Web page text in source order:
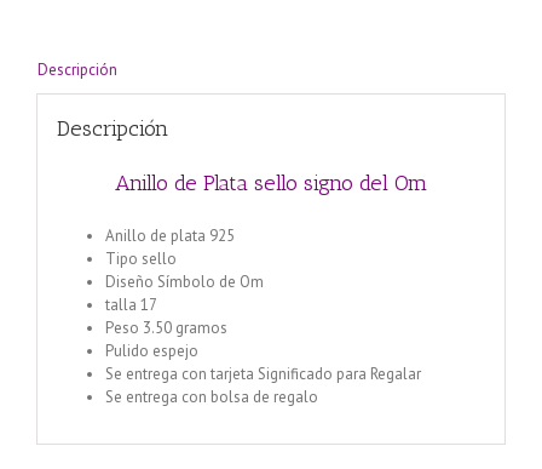
Descripción
Descripción
Anillo de Plata sello signo del Om
Anillo de plata 925
Tipo sello
Diseño Símbolo de Om
talla 17
Peso 3.50 gramos
Pulido espejo
Se entrega con tarjeta Significado para Regalar
Se entrega con bolsa de regalo